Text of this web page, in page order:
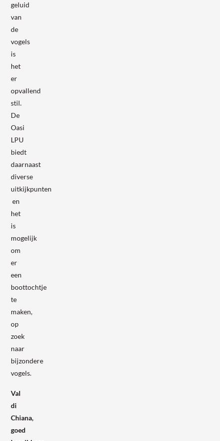
geluid
van
de
vogels
is
het
er
opvallend
stil.
De
Oasi
LPU
biedt
daarnaast
diverse
uitkijkpunten
en
het
is
mogelijk
om
er
een
boottochtje
te
maken,
op
zoek
naar
bijzondere
vogels.
Val
di
Chiana,
goed